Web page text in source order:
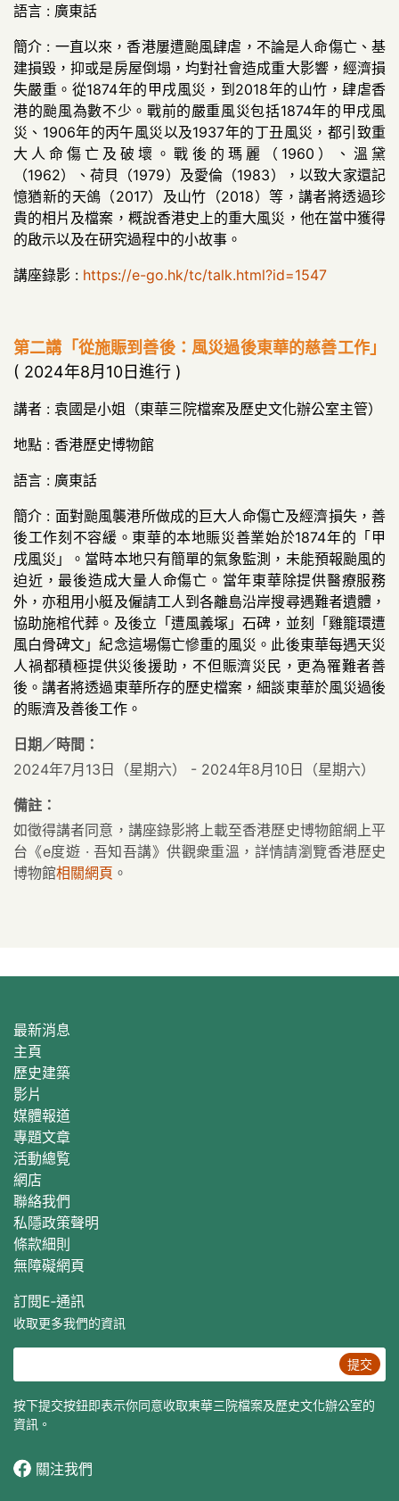
語言 : 廣東話
簡介 : 一直以來，香港屢遭颱風肆虐，不論是人命傷亡、基
建損毀，抑或是房屋倒塌，均對社會造成重大影響，經濟損
失嚴重。從1874年的甲戌風災，到2018年的山竹，肆虐香
港的颱風為數不少。戰前的嚴重風災包括1874年的甲戌風
災、1906年的丙午風災以及1937年的丁丑風災，都引致重
大人命傷亡及破壞。戰後的瑪麗（1960）、溫黛
（1962）、荷貝（1979）及愛倫（1983），以致大家還記
憶猶新的天鴿（2017）及山竹（2018）等，講者將透過珍
貴的相片及檔案，概說香港史上的重大風災，他在當中獲得
的啟示以及在研究過程中的小故事。
講座錄影 : https://e-go.hk/tc/talk.html?id=1547
第二講「從施賑到善後：風災過後東華的慈善工作」
( 2024年8月10日進行 )
講者 : 袁國是小姐（東華三院檔案及歷史文化辦公室主管）
地點 : 香港歷史博物館
語言 : 廣東話
簡介 : 面對颱風襲港所做成的巨大人命傷亡及經濟損失，善
後工作刻不容緩。東華的本地賑災善業始於1874年的「甲
戌風災」。當時本地只有簡單的氣象監測，未能預報颱風的
迫近，最後造成大量人命傷亡。當年東華除提供醫療服務
外，亦租用小艇及僱請工人到各離島沿岸搜尋遇難者遺體，
協助施棺代葬。及後立「遭風義塚」石碑，並刻「雞籠環遭
風白骨碑文」紀念這場傷亡慘重的風災。此後東華每遇天災
人禍都積極提供災後援助，不但賑濟災民，更為罹難者善
後。講者將透過東華所存的歷史檔案，細談東華於風災過後
的賑濟及善後工作。
日期／時間：
2024年7月13日（星期六） - 2024年8月10日（星期六）
備註：
如徵得講者同意，講座錄影將上載至香港歷史博物館網上平
台《e度遊 · 吾知吾講》供觀衆重溫，詳情請瀏覽香港歷史
博物館相關網頁 。
最新消息
主頁
歷史建築
影片
媒體報道
專題文章
活動總覧
網店
聯絡我們
私隱政策聲明
條款細則
無障礙網頁
訂閱E‐通訊
收取更多我們的資訊
提交
按下提交按鈕即表示你同意收取東華三院檔案及歷史文化辦公室的
資訊。
關注我們